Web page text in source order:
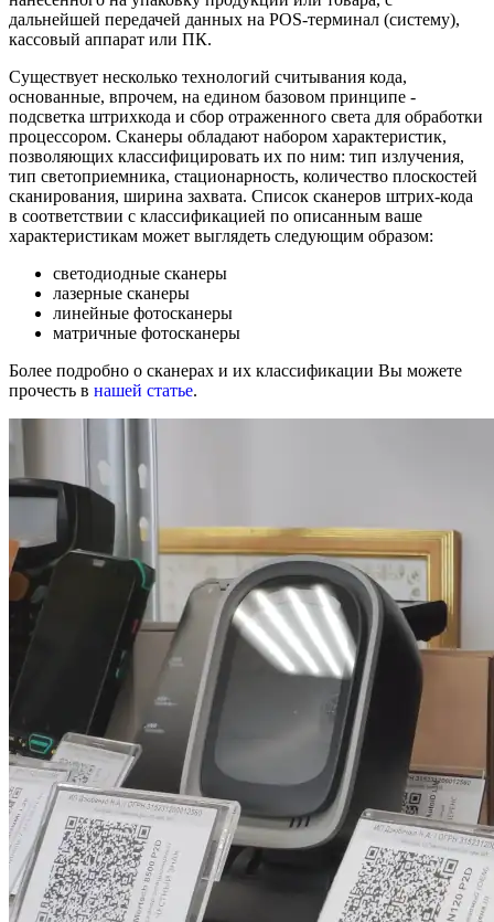
дальнейшей передачей данных на POS-терминал (систему),
кассовый аппарат или ПК.
Существует несколько технологий считывания кода,
основанные, впрочем, на едином базовом принципе -
подсветка штрихкода и сбор отраженного света для обработки
процессором. Сканеры обладают набором характеристик,
позволяющих классифицировать их по ним: тип излучения,
тип светоприемника, стационарность, количество плоскостей
сканирования, ширина захвата. Список сканеров штрих-кода
в соответствии с классификацией по описанным ваше
характеристикам может выглядеть следующим образом:
светодиодные сканеры
лазерные сканеры
линейные фотосканеры
матричные фотосканеры
Более подробно о сканерах и их классификации Вы можете
прочесть в нашей статье.